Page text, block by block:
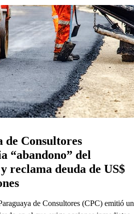
de Consultores
“abandono” del
reclama deuda de US$
de Consultores (CPC) emitió un